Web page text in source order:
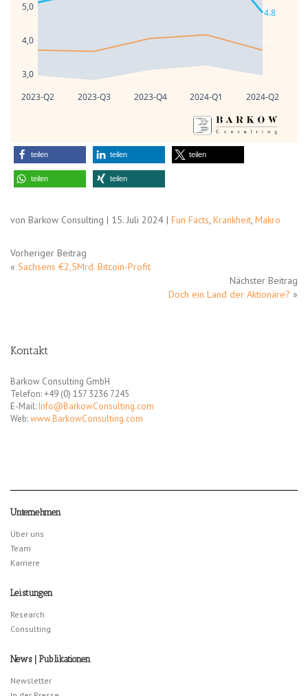
2023-Q2 2023-Q3 2023-Q4 2024-Q1 2024-Q2
3,0
4,0
5,0
4.8
teilen teilen teilen
teilen teilen
von Barkow Consulting | 15. Juli 2024 | Fun Facts, Krankheit, Makro
Vorheriger Beitrag
« Sachsens €2,5Mrd. Bitcoin-Profit
Nächster Beitrag
Doch ein Land der Aktionäre? »
Kontakt
Barkow Consulting GmbH
Telefon: +49 (0) 157 3236 7245
E-Mail: Info@BarkowConsulting.com
Web:www.BarkowConsulting.com
Unternehmen
Über uns
Team
Karriere
Leistungen
Research
Consulting
News | Publikationen
Newsletter